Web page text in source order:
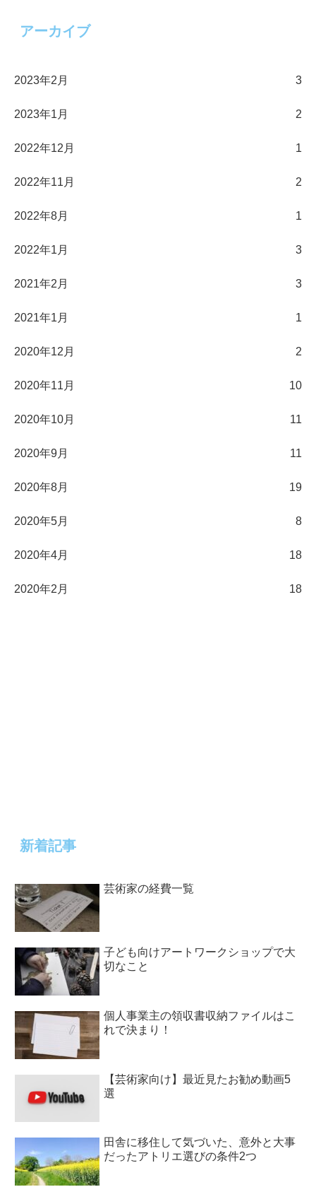
アーカイブ
2023年2月 3
2023年1月 2
2022年12月 1
2022年11月 2
2022年8月 1
2022年1月 3
2021年2月 3
2021年1月 1
2020年12月 2
2020年11月 10
2020年10月 11
2020年9月 11
2020年8月 19
2020年5月 8
2020年4月 18
2020年2月 18
新着記事
芸術家の経費一覧
子ども向けアートワークショップで大
切なこと
個人事業主の領収書収納ファイルはこ
れで決まり！
【芸術家向け】最近見たお勧め動画5
選
田舎に移住して気づいた、意外と大事
だったアトリエ選びの条件2つ